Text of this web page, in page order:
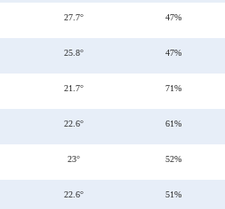
27.7°
47%
25.8°
47%
21.7°
71%
22.6°
61%
23°
52%
22.6°
51%